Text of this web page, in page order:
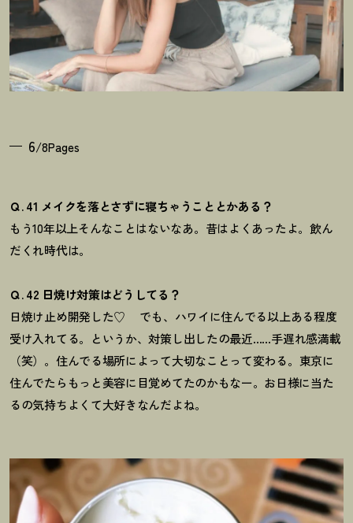
6/8Pages
Ｑ. 41 メイクを落とさずに寝ちゃうこととかある？
もう10年以上そんなことはないなあ。 昔はよくあったよ。飲ん
だくれ時代は。
Ｑ. 42 日焼け対策はどうしてる？
日焼け止め開発した♡
でも、ハワイに住んでる以上ある程度
受け入れてる。
というか、対策し出したの最近……手遅れ感満載
（笑）。住んでる場所によって大切なことって変わる。東京に
住んでたらもっと美容に目覚めてたのかもなー。お日様に当た
るの気持ちよくて大好きなんだよね。